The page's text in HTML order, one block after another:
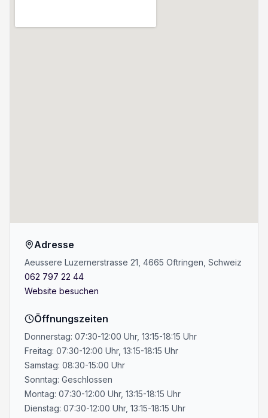
Adresse
Aeussere Luzernerstrasse 21, 4665 Oftringen, Schweiz
062 797 22 44
Website besuchen
Öffnungszeiten
Donnerstag: 07:30-12:00 Uhr, 13:15-18:15 Uhr
Freitag: 07:30-12:00 Uhr, 13:15-18:15 Uhr
Samstag: 08:30-15:00 Uhr
Sonntag: Geschlossen
Montag: 07:30-12:00 Uhr, 13:15-18:15 Uhr
Dienstag: 07:30-12:00 Uhr, 13:15-18:15 Uhr